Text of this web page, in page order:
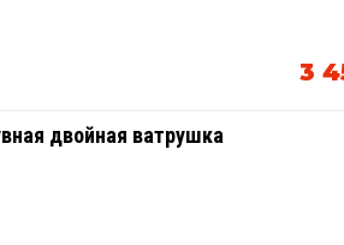
3
двойная ватрушка